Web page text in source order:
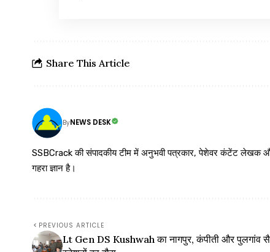
Share This Article
ByNEWS DESK
SSBCrack की संपादकीय टीम में अनुभवी पत्रकार, पेशेवर कंटेंट लेखक और
गहरा ज्ञान है।
PREVIOUS ARTICLE
Lt Gen DS Kushwah का नागपुर, कंपीती और पुलगांव